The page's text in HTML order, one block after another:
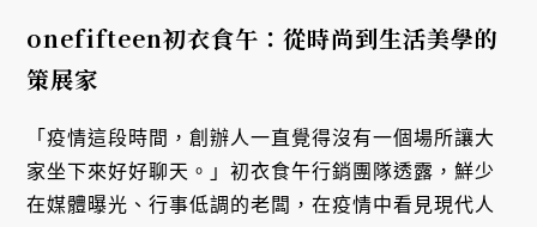
onefifteen初衣食午 ：從時尚到生活美學的
策展家
「疫情這段時間，創辦人一直覺得沒有一個場所讓大
家坐下來好好聊天。」初衣食午行銷團隊透露，鮮少
在媒體曝光、行事低調的老闆，在疫情中看見現代人